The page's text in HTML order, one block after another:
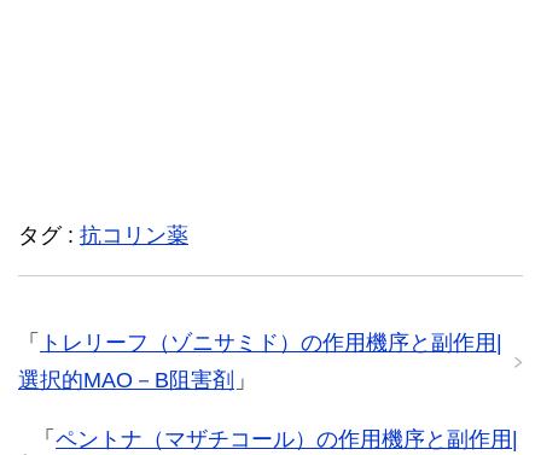
タグ : 抗コリン薬
「
トレリーフ（ゾニサミド）の作用機序と副作用|
選択的MAO－B阻害剤 」
「 ペントナ（マザチコール）の作用機序と副作用|